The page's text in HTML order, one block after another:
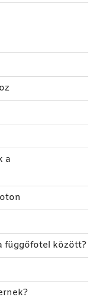
a
függőfotel között?